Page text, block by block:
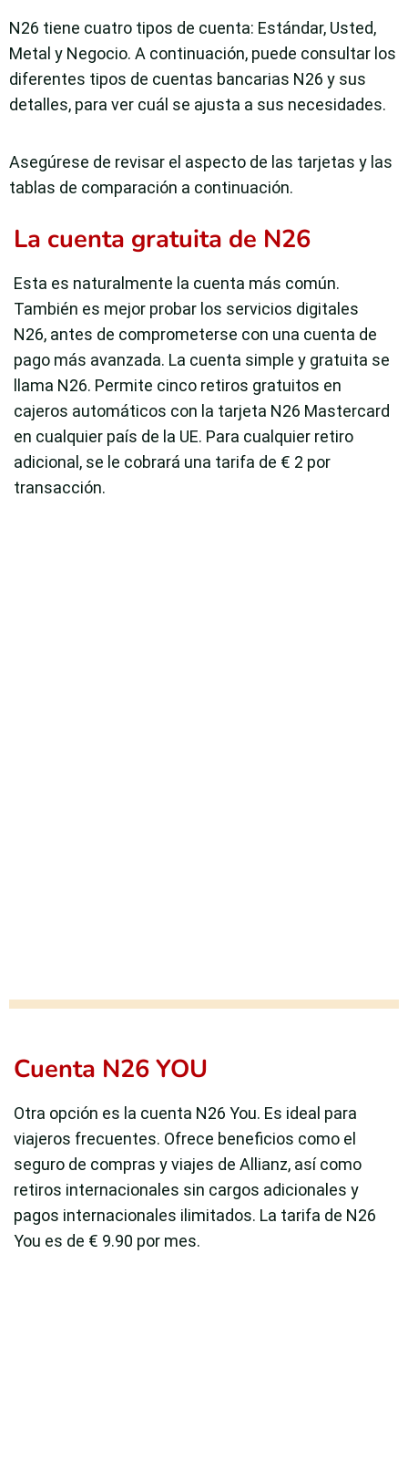
N26 tiene cuatro tipos de cuenta: Estándar, Usted,
Metal y Negocio. A continuación, puede consultar los
diferentes tipos de cuentas bancarias N26 y sus
detalles, para ver cuál se ajusta a sus necesidades.
Asegúrese de revisar el aspecto de las tarjetas y las
tablas de comparación a continuación.
La cuenta gratuita de N26
Esta es naturalmente la cuenta más común.
También es mejor probar los servicios digitales
N26, antes de comprometerse con una cuenta de
pago más avanzada. La cuenta simple y gratuita se
llama N26. Permite cinco retiros gratuitos en
cajeros automáticos con la tarjeta N26 Mastercard
en cualquier país de la UE. Para cualquier retiro
adicional, se le cobrará una tarifa de € 2 por
transacción.
Cuenta N26 YOU
Otra opción es la cuenta N26 You. Es ideal para
viajeros frecuentes. Ofrece beneficios como el
seguro de compras y viajes de Allianz, así como
retiros internacionales sin cargos adicionales y
pagos internacionales ilimitados. La tarifa de N26
You es de € 9.90 por mes.